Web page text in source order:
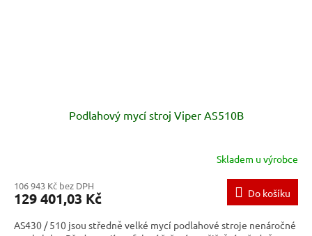
Podlahový mycí stroj Viper AS510B
Skladem u výrobce
106 943 Kč bez DPH
129 401,03 Kč Do košíku
AS430 / 510 jsou středně velké mycí podlahové stroje nenáročné